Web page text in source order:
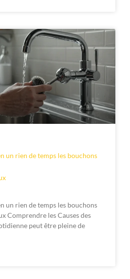
un rien de temps les bouchons
un rien de temps les bouchons
Comprendre les Causes des
peut être pleine de